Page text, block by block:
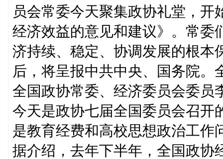
员会常委今天聚集政协礼堂，
经济效益的意见和建议》。常委
济持续、稳定、协调发展的根本
后，将呈报中共中央、国务院
全国政协常委、经济委员会委员
今天是政协七届全国委员会召开
是教育经费和高校思想政治工作
据介绍，去年下半年，全国政协